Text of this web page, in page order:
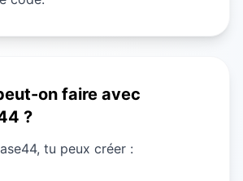
on faire avec
?
tu peux créer :